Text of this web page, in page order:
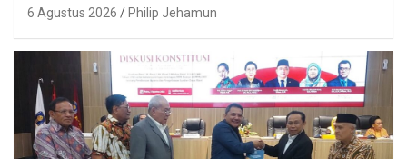
6 Agustus 2026 Philip Jehamun